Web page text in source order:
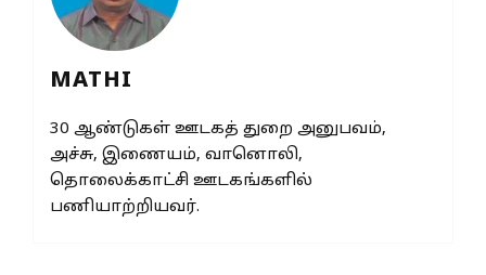
MATHI
30 ஆண்டுகள் ஊடகத் துறை அனுபவம்,
அச்சு, இணையம், வானொலி,
தொலைக்காட்சி ஊடகங்களில்
பணியாற்றியவர்.